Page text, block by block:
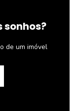
sonhos?
de um imóvel